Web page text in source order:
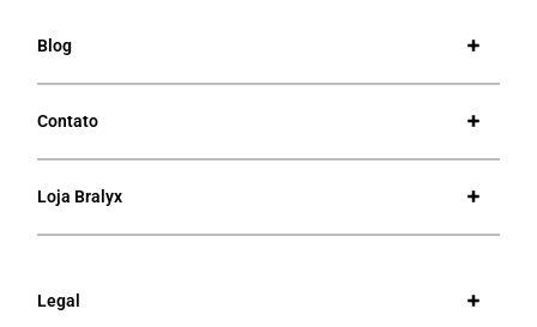
Blog
Contato
Loja Bralyx
Legal